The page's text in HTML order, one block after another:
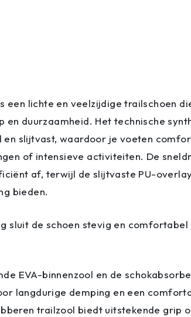
een lichte en veelzijdige trailschoen
duurzaamheid. Het technische
en slijtvast, waardoor je voeten
of intensieve activiteiten. De
af, terwijl de slijtvaste PU-
bieden.
sluit de schoen stevig en comfortabel
EVA-binnenzool en de
langdurige demping en een
trailzool biedt uitstekende grip